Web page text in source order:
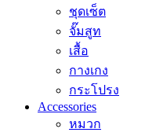
ชุดเซ็ต
จั๊มสูท
เสื้อ
กางเกง
กระโปรง
Accessories
หมวก